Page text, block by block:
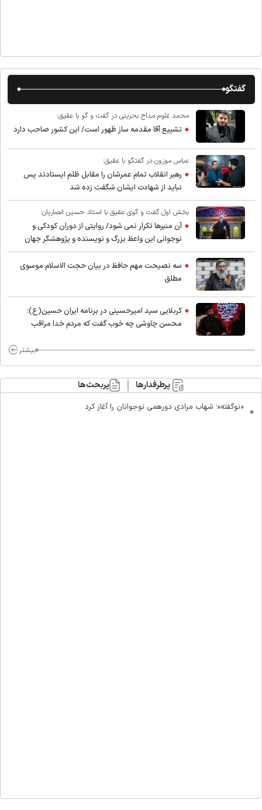
گفتگو
محمد غلوم مداح بحرینی در گفت و گو با عقیق:
تشییع آقا مقدمه ساز ظهور است/ این کشور صاحب دارد
عباس موزون در گفتگو با عقیق:
رهبر انقلاب تمام عمرشان را مقابل ظلم ایستادند پس
نباید از شهادت ایشان شگفت زده شد
بخش اول گفت و گوی عقیق با استاد حسین انصاریان:
آن منبرها تکرار نمی شود/ روایتی از دوران کودکی و
نوجوانی این واعظ بزرگ و نویسنده و پژوهشگر جهان
اسلام
سه نصیحت مهم حافظ در بیان حجت الاسلام موسوی
مطلق
کربلایی سید امیر‌حسینی در برنامه ایران حسین(ع):
محسن چاوشی چه خوب گفت که مردم خدا مراقب
بیشتر
پرطرفدارها پربحث‌ها
«نوگفته»؛ شهاب مرادی دورهمی نوجوانان را آغاز کرد